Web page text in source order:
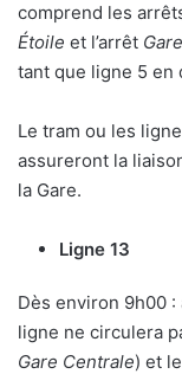
comprend les
Étoile et l’arrêt
tant que ligne 5 en
Le tram ou les
assureront la
la Gare.
Ligne 13
Dès environ 9h00
ligne ne circulera
Gare Centrale) et